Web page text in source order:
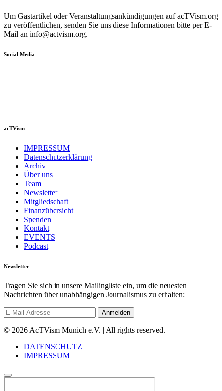
Um Gastartikel oder Veranstaltungsankündigungen auf acTVism.org
zu veröffentlichen, senden Sie uns diese Informationen bitte per E-
Mail an info@actvism.org.
Social Media
acTVism
IMPRESSUM
Datenschutzerklärung
Archiv
Über uns
Team
Newsletter
Mitgliedschaft
Finanzübersicht
Spenden
Kontakt
EVENTS
Podcast
Newsletter
Tragen Sie sich in unsere Mailingliste ein, um die neuesten
Nachrichten über unabhängigen Journalismus zu erhalten:
© 2026 AcTVism Munich e.V. | All rights reserved.
DATENSCHUTZ
IMPRESSUM